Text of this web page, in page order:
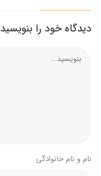
دیدگاه خود را بنویسید
نام و نام خانوادگی